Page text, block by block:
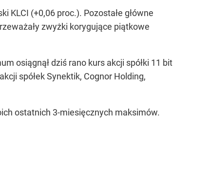
KLCI (+0,06 proc.). Pozostałe główne
zwyżki korygujące piątkowe
osiągnął dziś rano kurs akcji spółki 11 bit
spółek Synektik, Cognor Holding,
ostatnich 3-miesięcznych maksimów.